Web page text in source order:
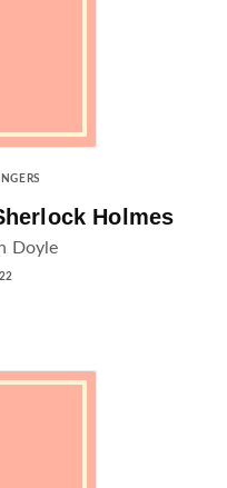
Holmes
Doyle